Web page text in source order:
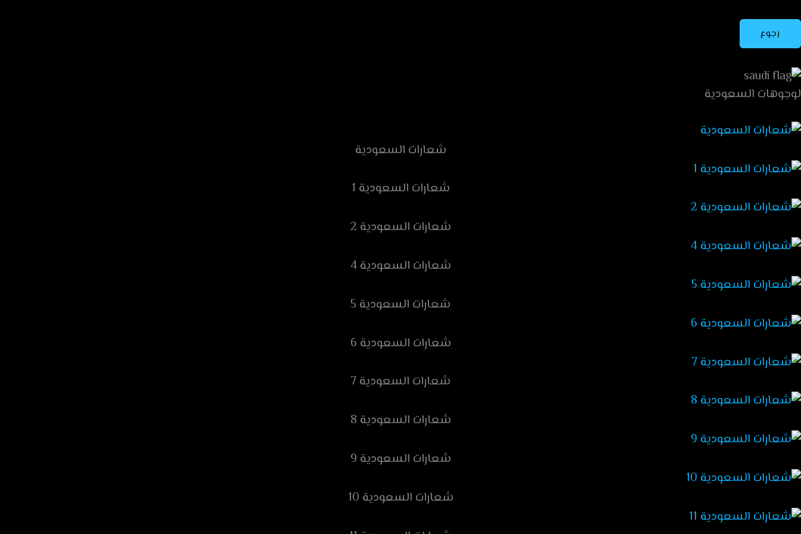
رجوع
لوجوهات السعودية
شعارات السعودية
شعارات السعودية 1
شعارات السعودية 2
شعارات السعودية 4
شعارات السعودية 5
شعارات السعودية 6
شعارات السعودية 7
شعارات السعودية 8
شعارات السعودية 9
شعارات السعودية 10